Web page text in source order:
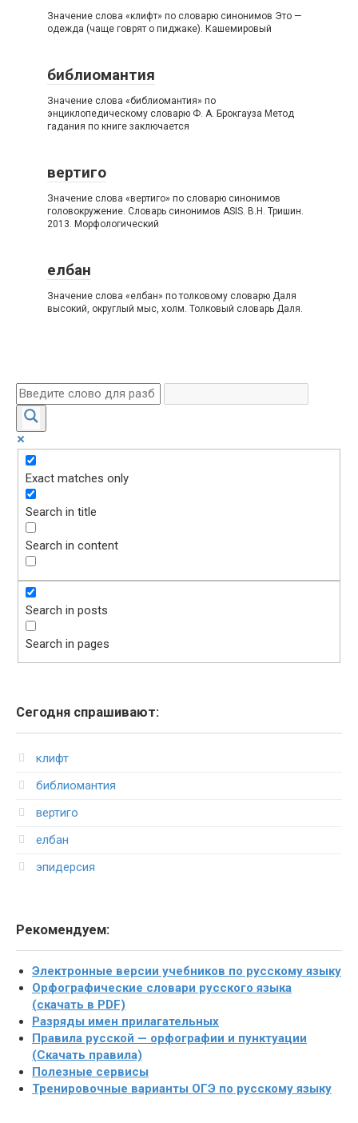
Значение слова «клифт» по словарю синонимов Это —
одежда (чаще говрят о пиджаке). Кашемировый
библиомантия
Значение слова «библиомантия» по
энциклопедическому словарю Ф. А. Брокгауза Метод
гадания по книге заключается
вертиго
Значение слова «вертиго» по словарю синонимов
головокружение. Словарь синонимов ASIS. В.Н. Тришин.
2013. Морфологический
елбан
Значение слова «елбан» по толковому словарю Даля
высокий, округлый мыс, холм. Толковый словарь Даля.
Exact matches only
Search in title
Search in content
Search in posts
Search in pages
Сегодня спрашивают:
клифт
библиомантия
вертиго
елбан
эпидерсия
Рекомендуем:
Электронные версии учебников по русскому языку
Орфографические словари русского языка
(скачать в PDF)
Разряды имен прилагательных
Правила русской — орфографии и пунктуации
(Скачать правила)
Полезные сервисы
Тренировочные варианты ОГЭ по русскому языку